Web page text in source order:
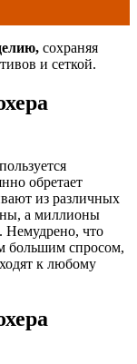
сохраняя
и сеткой.
обретает
из различных
а миллионы
Немудрено, что
большим спросом,
к любому